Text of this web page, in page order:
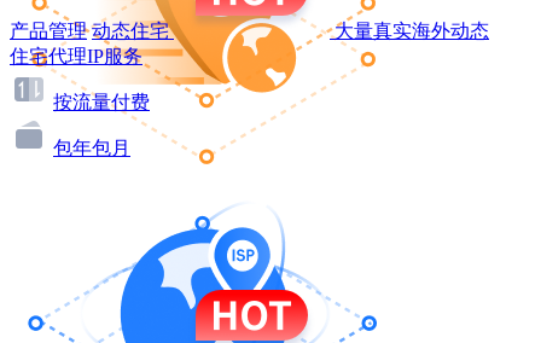
产品管理 动态住宅
大量真实海外动态
住宅代理IP服务
按流量付费
包年包月